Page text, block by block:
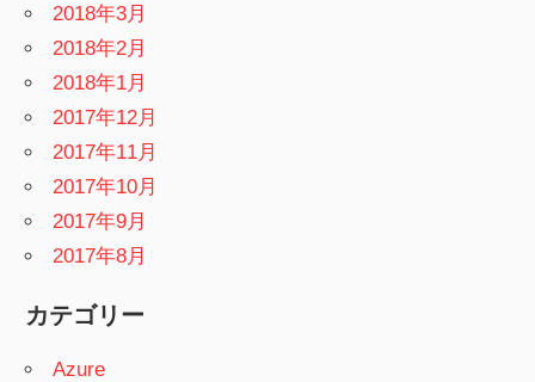
2018年3月
2018年2月
2018年1月
2017年12月
2017年11月
2017年10月
2017年9月
2017年8月
カテゴリー
Azure